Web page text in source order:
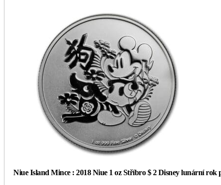
Niue Island Mince : 2018 Niue 1 oz Stříbro $ 2 Disney lunární rok